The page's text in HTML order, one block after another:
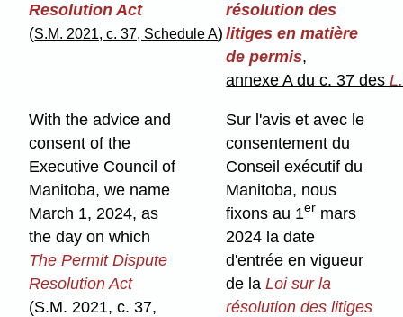
Resolution Act
(S.M. 2021, c. 37, Schedule A)
résolution des
litiges en matière
de permis,
annexe A du c. 37 des
With the advice and
consent of the
Executive Council of
Manitoba, we name
March 1, 2024, as
the day on which
The Permit Dispute
Resolution Act
(S.M. 2021, c. 37,
Sur l'avis et avec le
consentement du
Conseil exécutif du
Manitoba, nous
fixons au 1er mars
2024 la date
d'entrée en vigueur
de laLoi sur la
résolution des litiges